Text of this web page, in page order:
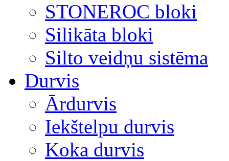
STONEROC bloki
Silikāta bloki
Silto veidņu sistēma
Durvis
Ārdurvis
Iekštelpu durvis
Koka durvis